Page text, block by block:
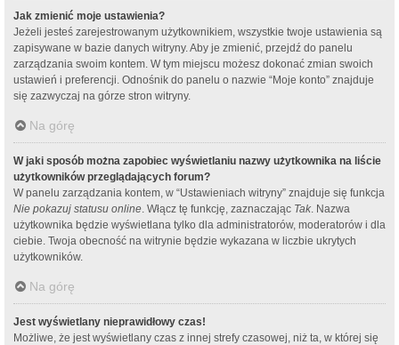
Jak zmienić moje ustawienia?
Jeżeli jesteś zarejestrowanym użytkownikiem, wszystkie twoje ustawienia są
zapisywane w bazie danych witryny. Aby je zmienić, przejdź do panelu
zarządzania swoim kontem. W tym miejscu możesz dokonać zmian swoich
ustawień i preferencji. Odnośnik do panelu o nazwie “Moje konto” znajduje
się zazwyczaj na górze stron witryny.
Na górę
W jaki sposób można zapobiec wyświetlaniu nazwy użytkownika na liście
użytkowników przeglądających forum?
W panelu zarządzania kontem, w “Ustawieniach witryny” znajduje się funkcja
Nie pokazuj statusu online. Włącz tę funkcję, zaznaczając Tak. Nazwa
użytkownika będzie wyświetlana tylko dla administratorów, moderatorów i dla
ciebie. Twoja obecność na witrynie będzie wykazana w liczbie ukrytych
użytkowników.
Na górę
Jest wyświetlany nieprawidłowy czas!
Możliwe, że jest wyświetlany czas z innej strefy czasowej, niż ta, w której się